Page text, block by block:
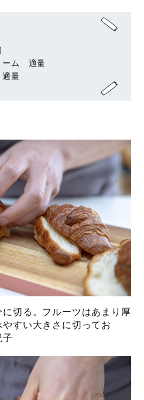
ーム 適量
量
切る。フルーツはあまり厚
すい大きさに切ってお